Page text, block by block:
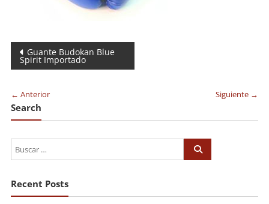
Navegación
de
entradas
Guante Budokan Blue
Spirit Importado
← Anterior Siguiente →
Search
Recent Posts